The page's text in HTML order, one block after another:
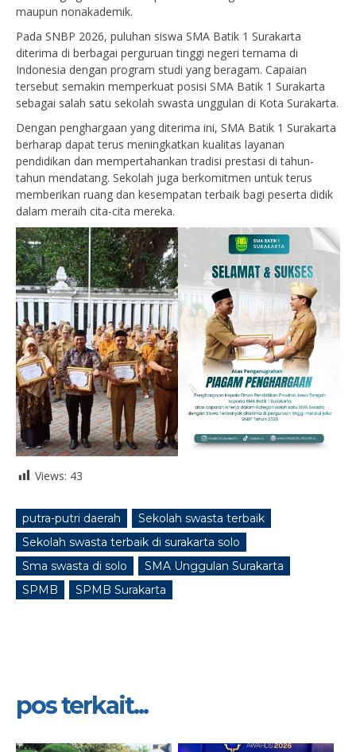
maupun nonakademik.
Pada SNBP 2026, puluhan siswa SMA Batik 1 Surakarta
diterima di berbagai perguruan tinggi negeri ternama di
Indonesia dengan program studi yang beragam. Capaian
tersebut semakin memperkuat posisi SMA Batik 1 Surakarta
sebagai salah satu sekolah swasta unggulan di Kota Surakarta.
Dengan penghargaan yang diterima ini, SMA Batik 1 Surakarta
berharap dapat terus meningkatkan kualitas layanan
pendidikan dan mempertahankan tradisi prestasi di tahun-
tahun mendatang. Sekolah juga berkomitmen untuk terus
memberikan ruang dan kesempatan terbaik bagi peserta didik
dalam meraih cita-cita mereka.
Views: 43
putra-putri daerah
Sekolah swasta terbaik
Sekolah swasta terbaik di surakarta solo
Sma swasta di solo
SMA Unggulan Surakarta
SPMB
SPMB Surakarta
pos terkait...